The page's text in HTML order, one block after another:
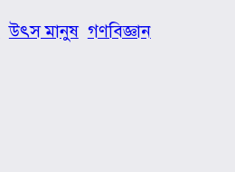
উৎস মানুষ গণবিজ্ঞান